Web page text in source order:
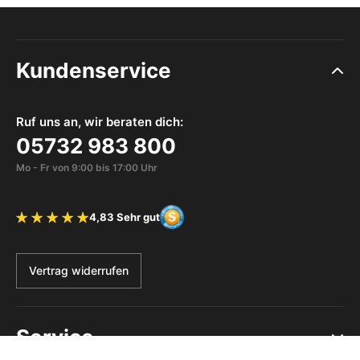
Kundenservice
Ruf uns an, wir beraten dich:
05732 983 800
Mo - Fr von 9:00 bis 17:00 Uhr
Bewertung 4.83 von 5 Sternen
4,83 Sehr gut
Vertrag widerrufen
Service